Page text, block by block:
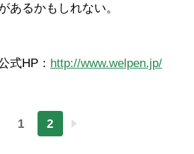
あるかもしれない。
式HP： http://www.welpen.jp/
1 2